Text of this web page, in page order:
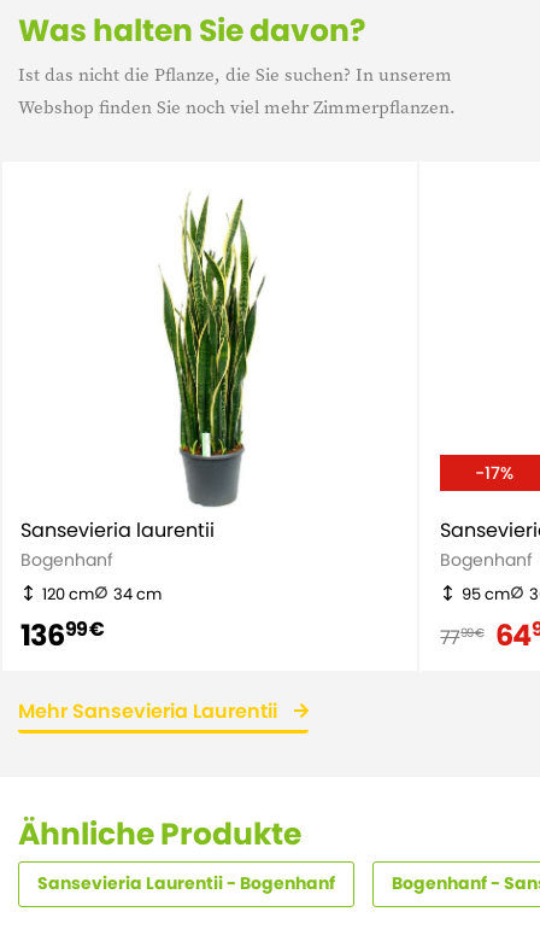
Was halten Sie davon?
Ist das nicht die Pflanze, die Sie suchen? In unserem
Webshop finden Sie noch viel mehr Zimmerpflanzen.
Sansevieria laurentii
Bogenhanf
120 cm 34 cm
13699 €
-17%
Bogenhanf
95 cm
7799 € 64
Mehr Sansevieria Laurentii
Ähnliche Produkte
Sansevieria Laurentii - Bogenhanf Bogenhanf -